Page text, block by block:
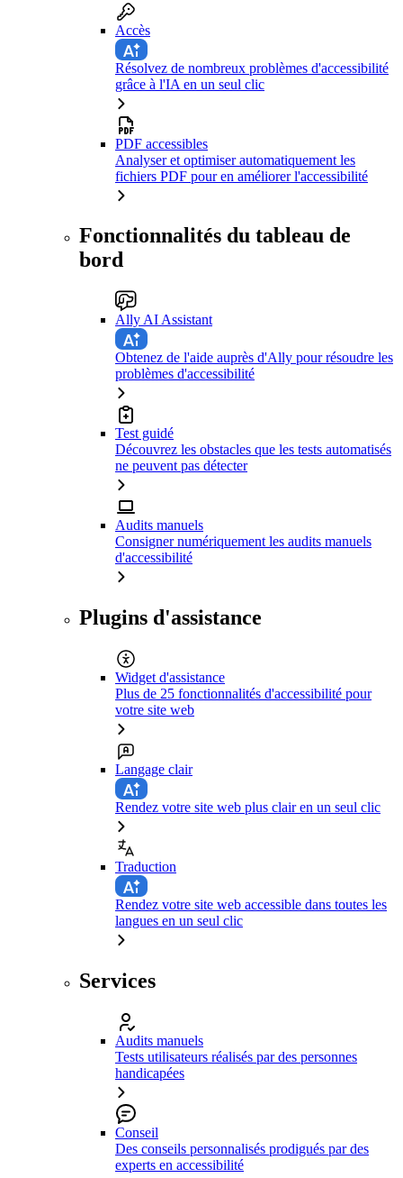
Accès
Résolvez de nombreux problèmes d'accessibilité
grâce à l'IA en un seul clic
PDF accessibles
Analyser et optimiser automatiquement les
fichiers PDF pour en améliorer l'accessibilité
Fonctionnalités du tableau de
bord
Ally AI Assistant
Obtenez de l'aide auprès d'Ally pour résoudre les
problèmes d'accessibilité
Test guidé
Découvrez les obstacles que les tests automatisés
ne peuvent pas détecter
Audits manuels
Consigner numériquement les audits manuels
d'accessibilité
Plugins d'assistance
Widget d'assistance
Plus de 25 fonctionnalités d'accessibilité pour
votre site web
Langage clair
Rendez votre site web plus clair en un seul clic
Traduction
Rendez votre site web accessible dans toutes les
langues en un seul clic
Services
Audits manuels
Tests utilisateurs réalisés par des personnes
handicapées
Conseil
Des conseils personnalisés prodigués par des
experts en accessibilité